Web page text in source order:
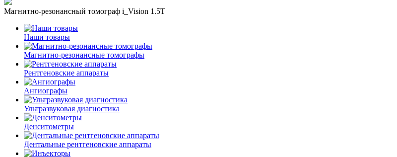
Магнитно-резонансный томограф i_Vision 1.5T
Наши товары
Магнитно-резонансные томографы
Рентгеновские аппараты
Ангиографы
Ультразвуковая диагностика
Денситометры
Дентальные рентгеновские аппараты